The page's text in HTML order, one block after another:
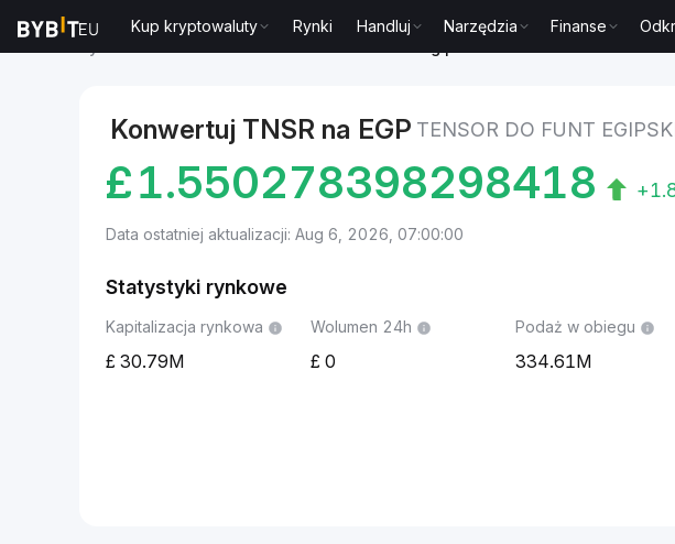
Kup kryptowaluty Rynki Handluj Narzędzia Finanse
Konwertuj TNSR na EGP TENSOR DO FUNT
£1.550278398298418
Data ostatniej aktualizacji: Aug 6, 2026, 07:00:00
Statystyki rynkowe
Kapitalizacja rynkowa
30.79M
Wolumen 24h
0
Podaż w obiegu
334.61M